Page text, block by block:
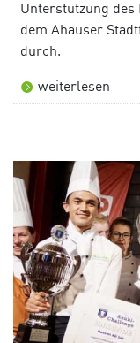
Unterstützung des
dem Ahauser
durch.
weiterlesen